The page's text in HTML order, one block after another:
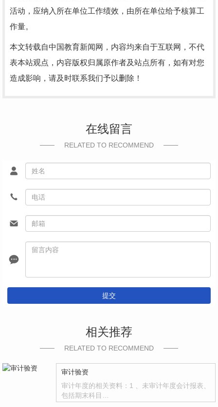
活动，应纳入所在单位工作绩效，由所在单位给予核算工
作量。
本文转载自中国教育新闻网，内容均来自于互联网，不代
表本站观点，内容版权归属原作者及站点所有，如有对您
造成影响，请及时联系我们予以删除！
在线留言
RELATED TO RECOMMEND
提交
相关推荐
RELATED TO RECOMMEND
审计验资
审计年度的相关资料：1 、未审计年度会计报表、
包括期末科目…